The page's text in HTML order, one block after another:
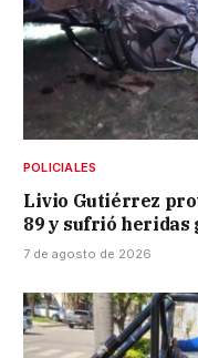
POLICIALES
Livio Gutiérrez
89 y sufrió heridas
7 de agosto de 2026